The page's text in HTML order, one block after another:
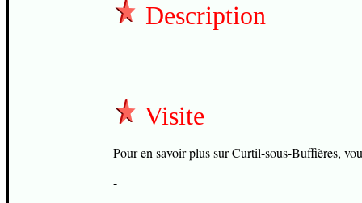
Description
Visite
Pour en savoir plus sur Curtil-sous-Buffières,
-